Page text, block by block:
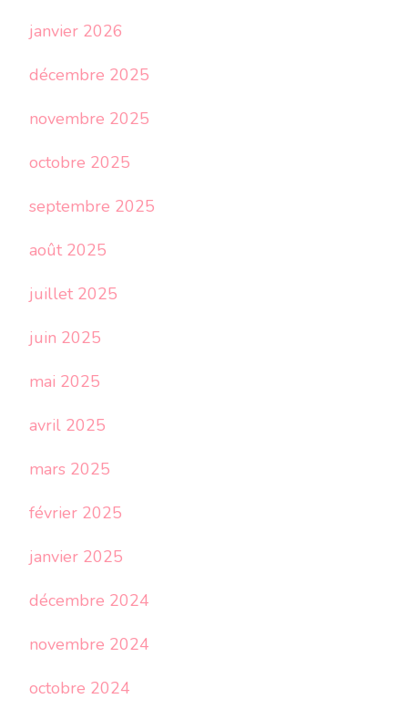
janvier 2026
décembre 2025
novembre 2025
octobre 2025
septembre 2025
août 2025
juillet 2025
juin 2025
mai 2025
avril 2025
mars 2025
février 2025
janvier 2025
décembre 2024
novembre 2024
octobre 2024